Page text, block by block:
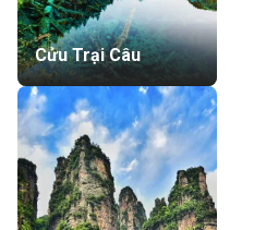
Cửu Trại Câu